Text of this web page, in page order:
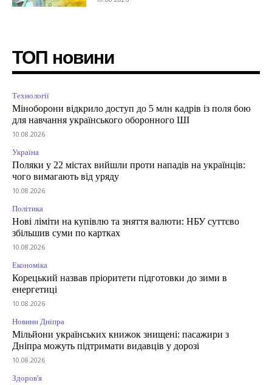
ТОП новини
Технології
Міноборони відкрило доступ до 5 млн кадрів із поля бою
для навчання українського оборонного ШІ
10.08.2026
Україна
Поляки у 22 містах вийшли проти нападів на українців:
чого вимагають від уряду
10.08.2026
Політика
Нові ліміти на купівлю та зняття валюти: НБУ суттєво
збільшив суми по картках
10.08.2026
Економіка
Корецький назвав пріоритети підготовки до зими в
енергетиці
10.08.2026
Новини Дніпра
Мільйони українських книжок знищені: пасажири з
Дніпра можуть підтримати видавців у дорозі
10.08.2026
Здоров'я